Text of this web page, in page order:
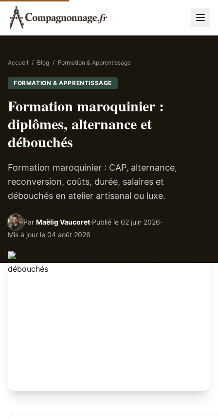
Accueil / Blog / Formation & Apprentissage
FORMATION & APPRENTISSAGE
Formation maroquinier :
diplômes, alternance et
débouchés
Formation maroquinier : CAP, alternance,
reconversion, coûts, durée, salaires et
débouchés en atelier artisanal ou luxe.
Par Maëlig Vaucoret·Publié le 02 juin 2026·
Mis à jour le 04 août 2026